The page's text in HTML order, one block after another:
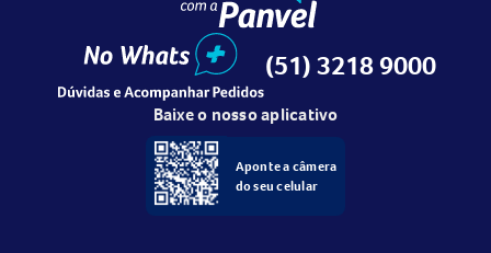
(51) 3218 9000
Baixe o nosso aplicativo
Aponte a câmera
do seu celular